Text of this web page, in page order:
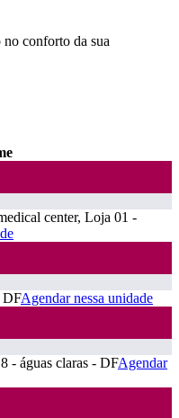
conforto da sua
center, Loja 01 -
DFAgendar nessa unidade
- águas claras - DFAgendar